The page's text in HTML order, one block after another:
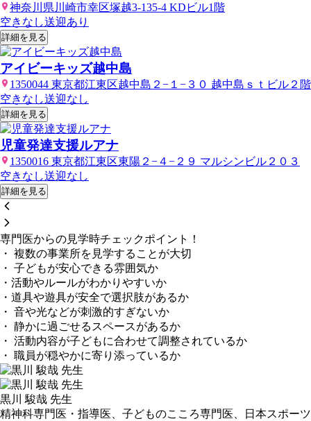
神奈川県川崎市幸区塚越3-135-4 KDビル1階
空きなし送迎あり
詳細を見る
アイビーキッズ越中島
1350044 東京都江東区越中島２−１−３０ 越中島ｓｔビル２階
空きなし送迎なし
詳細を見る
児童発達支援ルアナ
1350016 東京都江東区東陽２−４−２９ マルシンビル２０３
空きなし送迎なし
詳細を見る
専門医からの見学時チェックポイント！
・ 複数の事業所を見学することが大切
・ 子どもが安心できる雰囲気か
・活動やルールがわかりやすいか
・道具や遊具が安全で選択肢があるか
・ 音や光などが刺激的すぎないか
・ 静かに過ごせるスペースがあるか
・ 活動内容が子どもに合わせて調整されているか
・ 職員が穏やかに寄り添っているか
黒川 駿哉 先生
精神科専門医・指導医、子どものこころ専門医、日本スポーツ